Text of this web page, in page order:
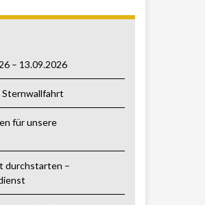
– 13.09.2026
Sternwallfahrt
für unsere
durchstarten –